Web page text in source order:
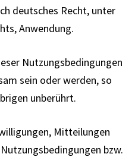
deutsches Recht, unter
Anwendung.
Nutzungsbedingungen
sein oder werden, so
unberührt.
Mitteilungen
bzw.